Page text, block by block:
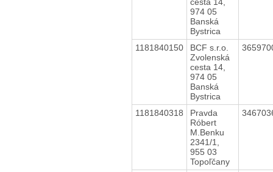
974 05
Banská
Bystrica
1181840150
BCF s.r.o.
Zvolenská
cesta 14,
974 05
Banská
Bystrica
1181840318
Pravda
Róbert
M.Benku
2341/1,
955 03
Topoľčany